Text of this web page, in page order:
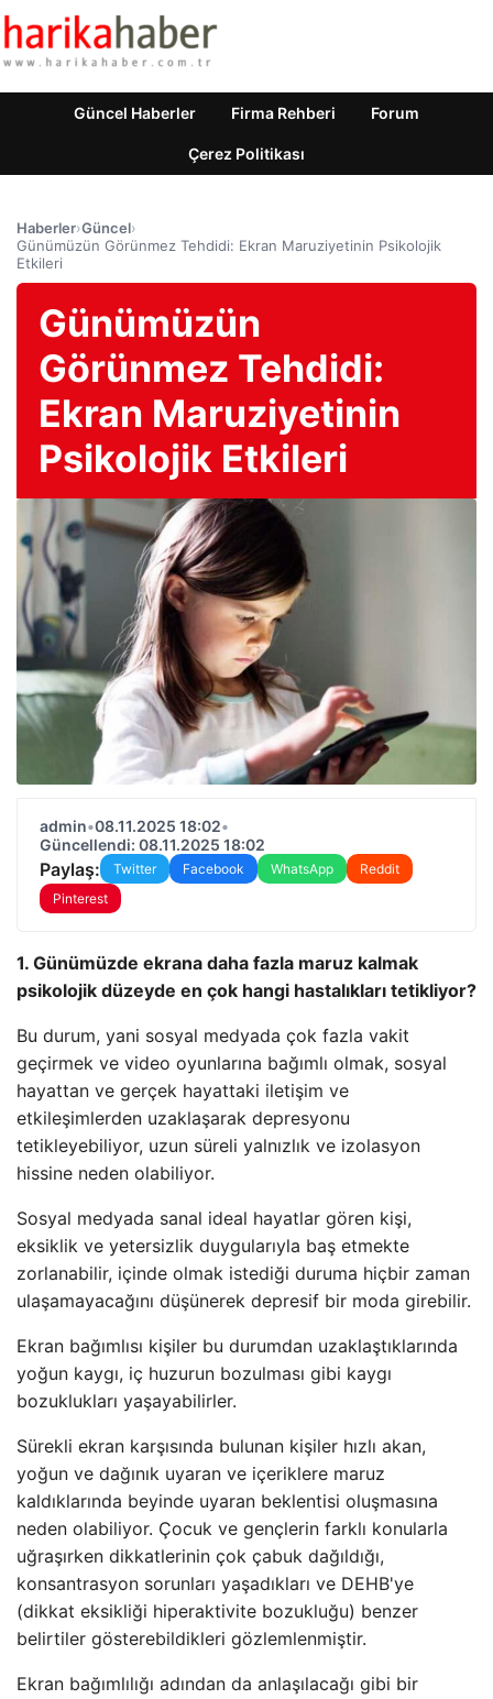
Güncel Haberler Firma Rehberi Forum
Çerez Politikası
Haberler›Güncel›
Günümüzün Görünmez Tehdidi: Ekran Maruziyetinin Psikolojik
Etkileri
Günümüzün
Görünmez Tehdidi:
Ekran Maruziyetinin
Psikolojik Etkileri
admin•08.11.2025 18:02•
Güncellendi: 08.11.2025 18:02
Paylaş: Twitter Facebook WhatsApp
Reddit
Pinterest
1. Günümüzde ekrana daha fazla maruz kalmak
psikolojik düzeyde en çok hangi hastalıkları tetikliyor?
Bu durum, yani sosyal medyada çok fazla vakit
geçirmek ve video oyunlarına bağımlı olmak, sosyal
hayattan ve gerçek hayattaki iletişim ve
etkileşimlerden uzaklaşarak depresyonu
tetikleyebiliyor, uzun süreli yalnızlık ve izolasyon
hissine neden olabiliyor.
Sosyal medyada sanal ideal hayatlar gören kişi,
eksiklik ve yetersizlik duygularıyla baş etmekte
zorlanabilir, içinde olmak istediği duruma hiçbir zaman
ulaşamayacağını düşünerek depresif bir moda girebilir.
Ekran bağımlısı kişiler bu durumdan uzaklaştıklarında
yoğun kaygı, iç huzurun bozulması gibi kaygı
bozuklukları yaşayabilirler.
Sürekli ekran karşısında bulunan kişiler hızlı akan,
yoğun ve dağınık uyaran ve içeriklere maruz
kaldıklarında beyinde uyaran beklentisi oluşmasına
neden olabiliyor. Çocuk ve gençlerin farklı konularla
uğraşırken dikkatlerinin çok çabuk dağıldığı,
konsantrasyon sorunları yaşadıkları ve DEHB'ye
(dikkat eksikliği hiperaktivite bozukluğu) benzer
belirtiler gösterebildikleri gözlemlenmiştir.
Ekran bağımlılığı adından da anlaşılacağı gibi bir